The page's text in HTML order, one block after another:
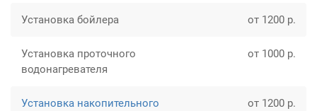
Установка бойлера от 1200 р.
Установка проточного
водонагревателя
от 1000 р.
Установка накопительного
от 1200 р.